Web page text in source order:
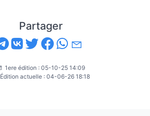
Partager
1ere édition : 05-10-25 14:09
Édition actuelle : 04-06-26 18:18